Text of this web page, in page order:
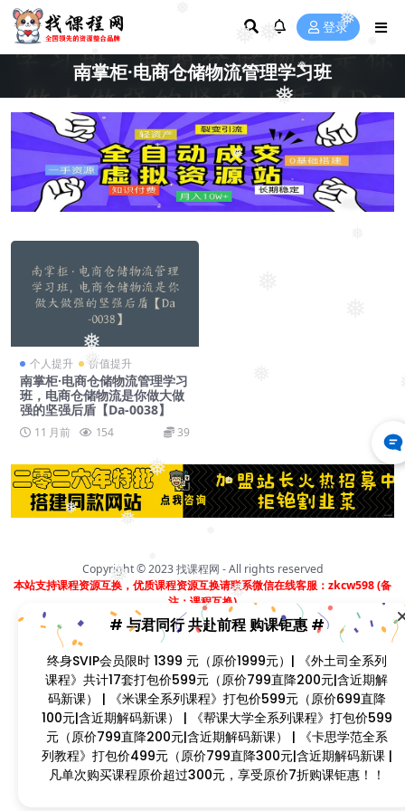
❅
❅
❅
❅
❅
❅
❅
❅
❅
❅
❅
❅
❅
❅
❅
❅
❅
❅
❅
登录
南掌柜·电商仓储物流管理学习班
个人提升 价值提升
南掌柜·电商仓储物流管理学习
班，电商仓储物流是你做大做
强的坚强后盾【Da-0038】
11 月前 154 39
Copyright © 2023找课程网 - All rights reserved
本站支持课程资源互换，优质课程资源互换请联系微信在线客服：zkcw598 (备
注：课程互换)
闽ICP备2022077749号
# 与君同行 共赴前程 购课钜惠 #
终身SVIP会员限时 1399 元（原价1999元）| 《外土司全系列
课程》共计17套打包价599元（原价799直降200元|含近期解
码新课） | 《米课全系列课程》打包价599元（原价699直降
100元|含近期解码新课） | 《帮课大学全系列课程》打包价
599元（原价799直降200元|含近期解码新课） | 《卡思学范
全系列教程》打包价499元（原价799直降300元|含近期解码
新课 | 凡单次购买课程原价超过300元，享受原价7折购课钜
惠！！